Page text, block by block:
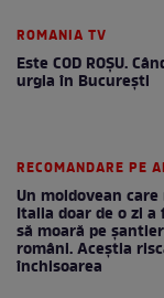
ROMANIA TV
Este COD ROŞU.
urgia în Bucureşti
RECOMANDARE PE
Un moldovean
Italia doar de o zi
să moară pe
români. Aceștia
închisoarea